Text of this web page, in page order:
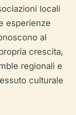
locali
esperienze
al
crescita,
regionali e
culturale